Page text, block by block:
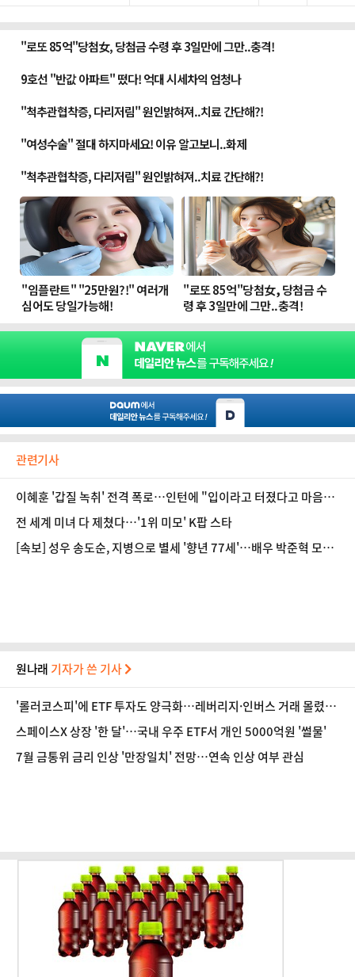
관련기사
이혜훈 '갑질 녹취' 전격 폭로…인턴에 "입이라고 터졌다고 마음대
로 지껄이냐"
전 세계 미녀 다 제쳤다…'1위 미모' K팝 스타
[속보] 성우 송도순, 지병으로 별세 '향년 77세'…배우 박준혁 모친
원나래 기자가 쓴 기사
'롤러코스피'에 ETF 투자도 양극화…레버리지·인버스 거래 몰렸
다
스페이스X 상장 '한 달'…국내 우주 ETF서 개인 5000억원 '썰물'
7월 금통위 금리 인상 '만장일치' 전망…연속 인상 여부 관심